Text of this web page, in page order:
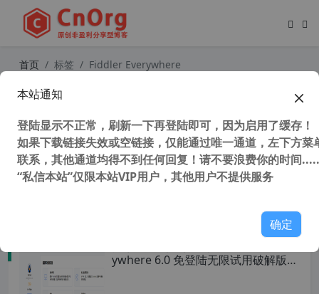
首页 标签 Fiddler Everywhere
与IDA配合可以破解所有需要连网程
序 抓包让你为所欲为
ywhere 6.0 免登陆无限试用破解版
本站通知
登陆显示不正常，刷新一下再登陆即可，因为启用了缓存！
如果下载链接失效或空链接，仅能通过唯一通道，左下方菜
联系，其他通道均得不到任何回复！请不要浪费你的时间
“私信本站”仅限本站VIP用户，其他用户不提供服务
确定